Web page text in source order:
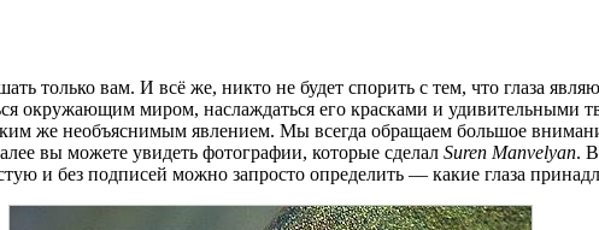
только вам. И всё же, никто не будет спорить с тем, что глаза
окружающим миром, наслаждаться его красками и удивительными
же необъяснимым явлением. Мы всегда обращаем большое
вы можете увидеть фотографии, которые сделал Suren Manvelyan.
и без подписей можно запросто определить — какие глаза